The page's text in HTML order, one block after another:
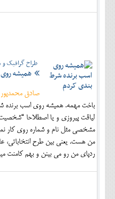
خانه طراح گرافیک و
همیشه
صادق محمدپور
باخت مهمه. همیشه روی اسب برنده
لیاقت پیروزی و یا اصطلاحا
مشخصی مثل نام و شماره روی کار
من هست. یعنی بین طرح انتخاباتی،
ردپای من رو می بینن و بهم کامنت